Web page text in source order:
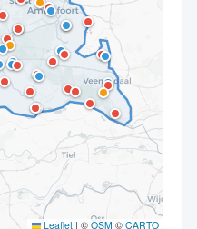
Leaflet | © OSM © CARTO